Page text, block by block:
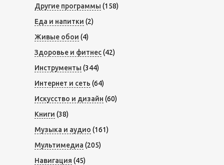
Другие программы (158)
Еда и напитки (2)
Живые обои (4)
Здоровье и фитнес(42)
Инструменты (344)
Интернет и сеть (64)
Искусство и дизайн (60)
Книги (38)
Музыка и аудио (161)
Мультимедиа (205)
Навигация (45)